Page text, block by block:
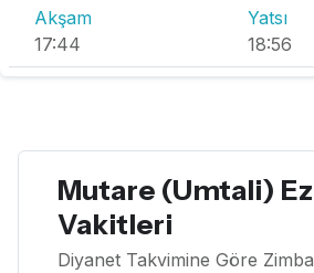
Akşam
17:44
Yatsı
18:56
Mutare (Umtali)
Vakitleri
Diyanet Takvimine Göre